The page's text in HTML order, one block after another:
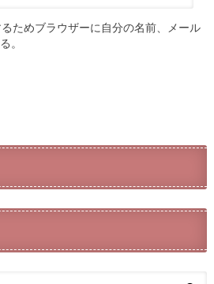
ためブラウザーに自分の名前、メール
。